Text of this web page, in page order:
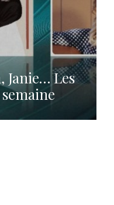
Janie… Les